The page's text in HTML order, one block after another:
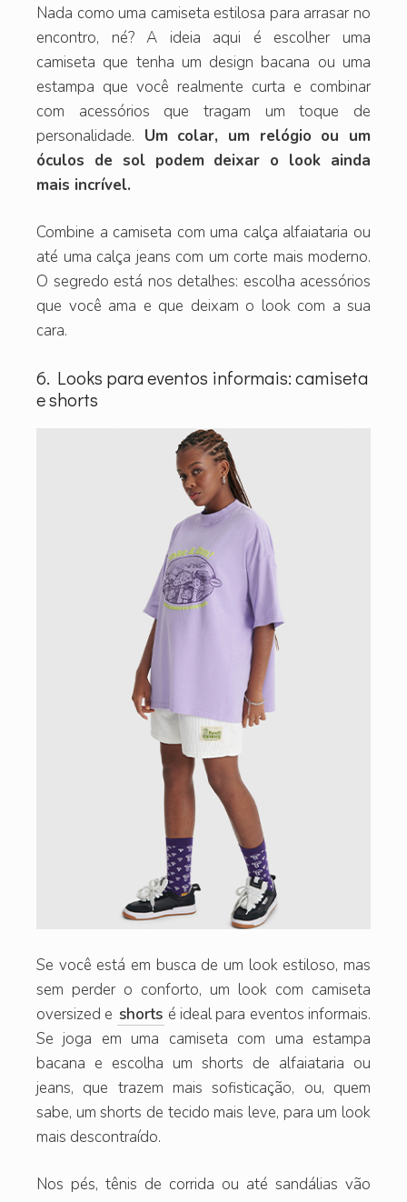
Nada como uma camiseta estilosa para arrasar no
encontro, né? A ideia aqui é escolher uma
camiseta que tenha um design bacana ou uma
estampa que você realmente curta e combinar
com acessórios que tragam um toque de
personalidade. Um colar, um relógio ou um
óculos de sol podem deixar o look ainda
mais incrível.
Combine a camiseta com uma calça alfaiataria ou
até uma calça jeans com um corte mais moderno.
O segredo está nos detalhes: escolha acessórios
que você ama e que deixam o look com a sua
cara.
6. Looks para eventos informais: camiseta
e shorts
Se você está em busca de um look estiloso, mas
sem perder o conforto, um look com camiseta
oversized e shorts é ideal para eventos informais.
Se joga em uma camiseta com uma estampa
bacana e escolha um shorts de alfaiataria ou
jeans, que trazem mais sofisticação, ou, quem
sabe, um shorts de tecido mais leve, para um look
mais descontraído.
Nos pés, tênis de corrida ou até sandálias vão